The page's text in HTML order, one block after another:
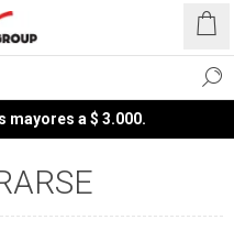
mayores a $ 3.000.